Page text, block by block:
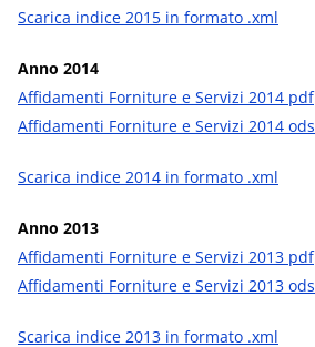
Scarica indice 2015 in formato .xml
Anno 2014
Affidamenti Forniture e Servizi 2014 pdf
Affidamenti Forniture e Servizi 2014 ods
Scarica indice 2014 in formato .xml
Anno 2013
Affidamenti Forniture e Servizi 2013 pdf
Affidamenti Forniture e Servizi 2013 ods
Scarica indice 2013 in formato .xml